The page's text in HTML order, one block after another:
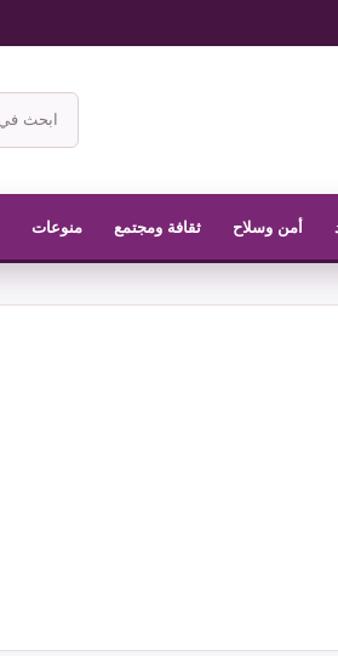
ابحث
في
الناشر
أمن وسلاح ثقافة ومجتمع منوعات